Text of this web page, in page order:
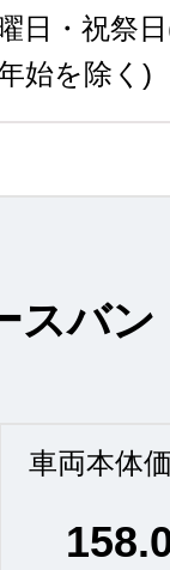
日・祝祭日
始を除く)
スバ
車両本体
158